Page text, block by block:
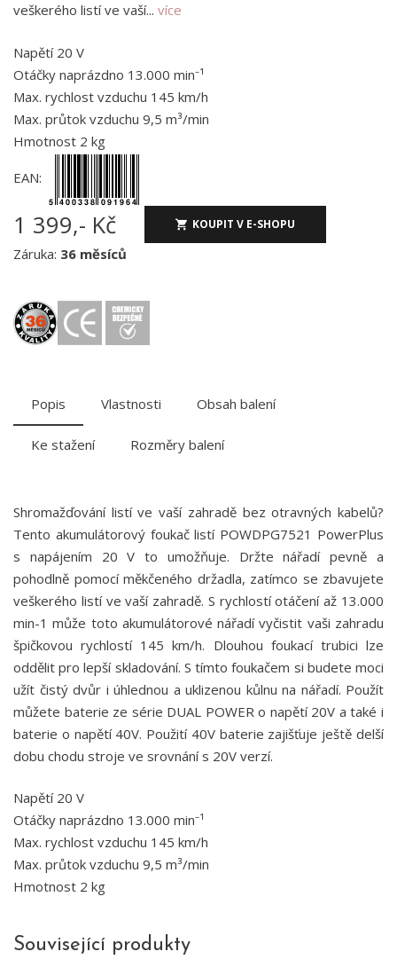
veškerého listí ve vaší... více
Napětí 20 V
Otáčky naprázdno 13.000 min⁻¹
Max. rychlost vzduchu 145 km/h
Max. průtok vzduchu 9,5 m³/min
Hmotnost 2 kg
EAN:
1 399,- Kč KOUPIT V E-SHOPU
Záruka: 36 měsíců
Popis Vlastnosti Obsah balení
Ke stažení Rozměry balení
Shromažďování listí ve vaší zahradě bez otravných kabelů?
Tento akumulátorový foukač listí POWDPG7521 PowerPlus
s napájením 20 V to umožňuje. Držte nářadí pevně a
pohodlně pomocí měkčeného držadla, zatímco se zbavujete
veškerého listí ve vaší zahradě. S rychlostí otáčení až 13.000
min-1 může toto akumulátorové nářadí vyčistit vaši zahradu
špičkovou rychlostí 145 km/h. Dlouhou foukací trubici lze
oddělit pro lepší skladování. S tímto foukačem si budete moci
užít čistý dvůr i úhlednou a uklizenou kůlnu na nářadí. Použít
můžete baterie ze série DUAL POWER o napětí 20V a také i
baterie o napětí 40V. Použití 40V baterie zajišťuje ještě delší
dobu chodu stroje ve srovnání s 20V verzí.
Napětí 20 V
Otáčky naprázdno 13.000 min⁻¹
Max. rychlost vzduchu 145 km/h
Max. průtok vzduchu 9,5 m³/min
Hmotnost 2 kg
Související produkty